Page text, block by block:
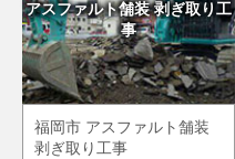
アスファルト舗装 剥ぎ取り工
事
福岡市 アスファルト舗装
剥ぎ取り工事